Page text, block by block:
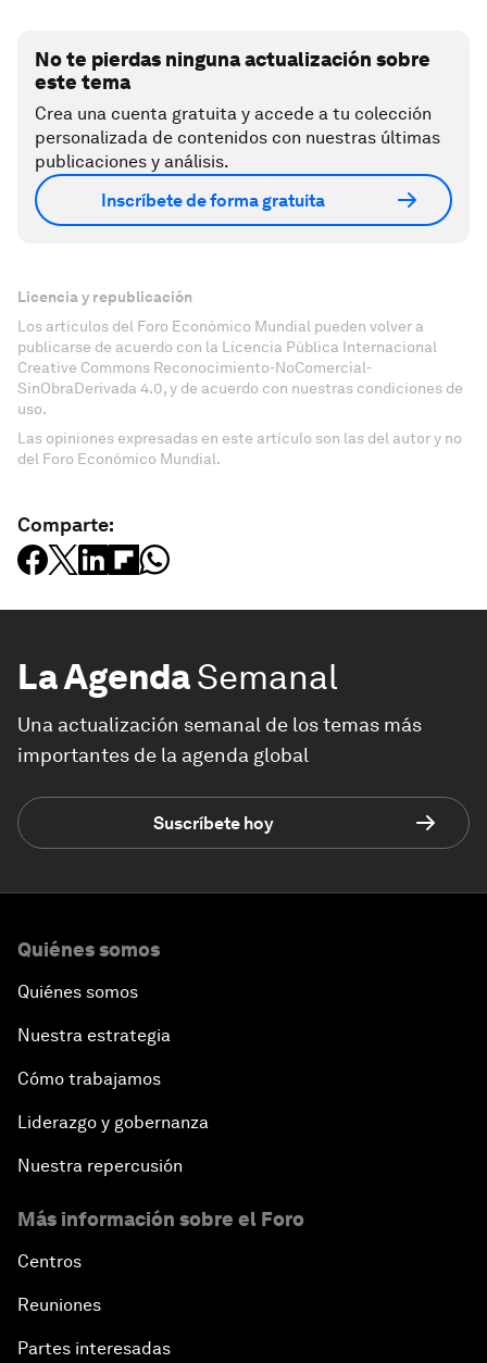
No te pierdas ninguna actualización sobre
este tema
Crea una cuenta gratuita y accede a tu colección
personalizada de contenidos con nuestras últimas
publicaciones y análisis.
Inscríbete de forma gratuita
Licencia y republicación
Los artículos del Foro Económico Mundial pueden volver a
publicarse de acuerdo con la Licencia Pública Internacional
Creative Commons Reconocimiento-NoComercial-
SinObraDerivada 4.0, y de acuerdo con nuestras condiciones de
uso.
Las opiniones expresadas en este artículo son las del autor y no
del Foro Económico Mundial.
Comparte:
La AgendaSemanal
Una actualización semanal de los temas más
importantes de la agenda global
Suscríbete hoy
Quiénes somos
Quiénes somos
Nuestra estrategia
Cómo trabajamos
Liderazgo y gobernanza
Nuestra repercusión
Más información sobre el Foro
Centros
Reuniones
Partes interesadas